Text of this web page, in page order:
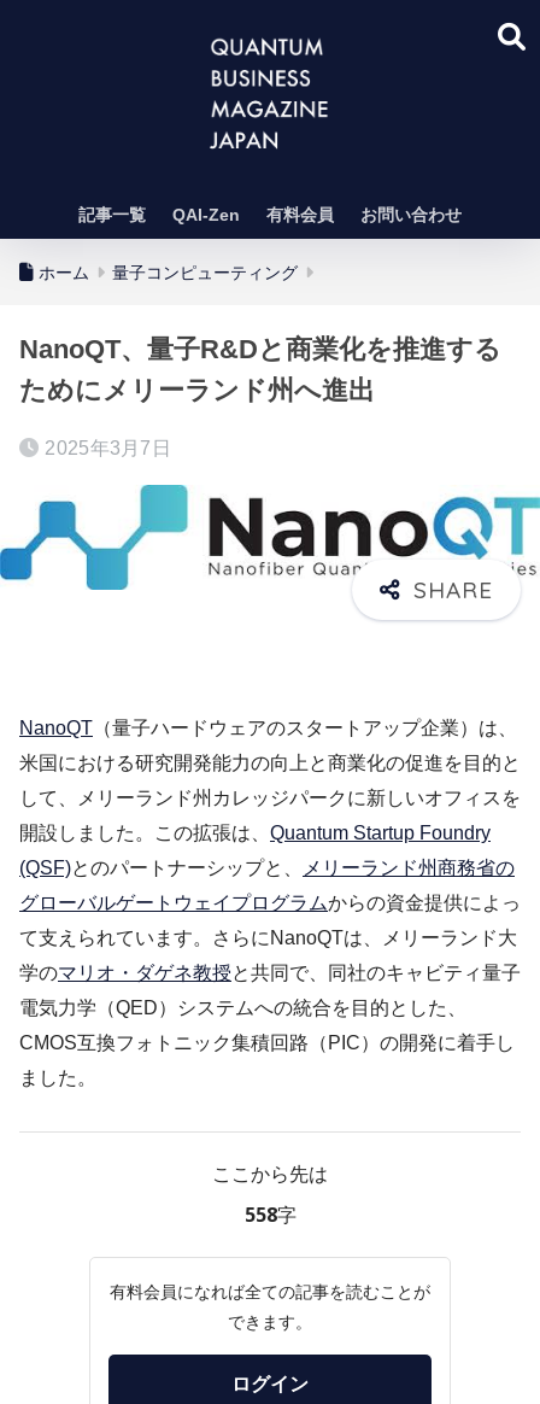
記事一覧 QAI-Zen 有料会員 お問い合わせ
ホーム 量子コンピューティング
NanoQT、量子R&Dと商業化を推進する
ためにメリーランド州へ進出
2025年3月7日
NanoQT （量子ハードウェアのスタートアップ企業）は、
米国における研究開発能力の向上と商業化の促進を目的と
して、メリーランド州カレッジパークに新しいオフィスを
開設しました。この拡張は、 Quantum Startup Foundry
(QSF)とのパートナーシップと、
メリーランド州商務省の
グローバルゲートウェイプログラムからの資金提供によっ
て支えられています。さらにNanoQTは、メリーランド大
学のマリオ・ダゲネ教授と共同で、同社のキャビティ量子
電気力学（QED）システムへの統合を目的とした、
CMOS互換フォトニック集積回路（PIC）の開発に着手し
ました。
ここから先は
558字
有料会員になれば全ての記事を読むことが
できます。
ログイン